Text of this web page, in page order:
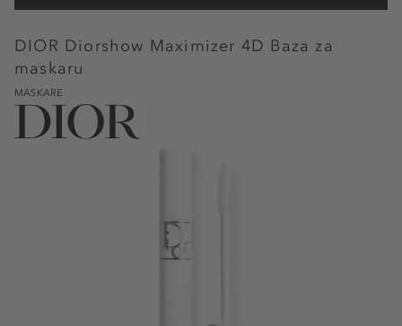
DIOR Diorshow Maximizer 4D Baza za
maskaru
MASKARE